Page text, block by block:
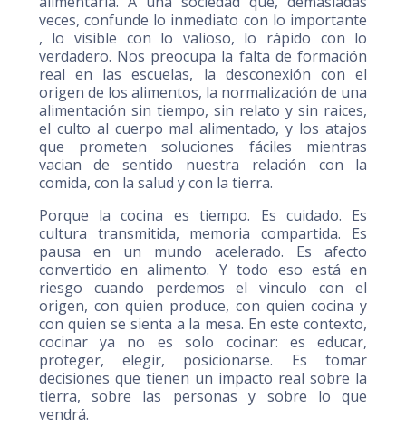
veces, confunde lo inmediato con lo importante
, lo visible con lo valioso, lo rápido con lo
verdadero. Nos preocupa la falta de formación
real en las escuelas, la desconexión con el
origen de los alimentos, la normalización de una
alimentación sin tiempo, sin relato y sin raices,
el culto al cuerpo mal alimentado, y los atajos
que prometen soluciones fáciles mientras
vacian de sentido nuestra relación con la
comida, con la salud y con la tierra.
Porque la cocina es tiempo. Es cuidado. Es
cultura transmitida, memoria compartida. Es
pausa en un mundo acelerado. Es afecto
convertido en alimento. Y todo eso está en
riesgo cuando perdemos el vinculo con el
origen, con quien produce, con quien cocina y
con quien se sienta a la mesa. En este contexto,
cocinar ya no es solo cocinar: es educar,
proteger, elegir, posicionarse. Es tomar
decisiones que tienen un impacto real sobre la
tierra, sobre las personas y sobre lo que
vendrá.